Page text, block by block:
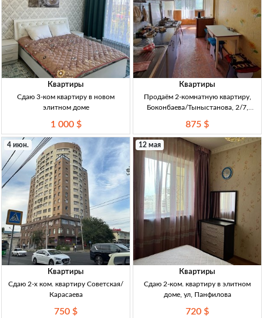
Квартиры
Сдаю 3-ком квартиру в новом
элитном доме
1 000 $
Квартиры
Продаём 2-комнатную квартиру,
Боконбаева/Тыныстанова, 2/7,
Бишкек, Боконбаева/Тыныстанова;
2/7 эт, кирпич, инд.проект; 62,4 м² +
2 расшир. лоджии;
875 $
4 июн.
Квартиры
Сдаю 2-х ком. квартиру Советская/
Карасаева
750 $
12 мая
Квартиры
Сдаю 2-ком. квартиру в элитном
доме, ул, Панфилова
720 $